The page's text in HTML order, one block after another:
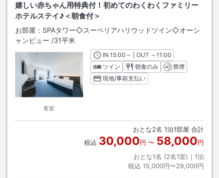
嬉しい赤ちゃん用特典付！初めてのわくわくファミリー
ホテルステイ♪＜朝食付＞
お部屋： SPAタワー◇スーペリアハリウッドツイン◇オーシ
ャンビュー /31平米
客室
INチェックイン
15:00 ～ | OUT チェックアウト
～11:00
ツイン
朝食のみ
禁煙
現地/事前支払い
おとな2名 1泊1部屋 合計
税込 30,000円 〜 58,000円
おとな1名 (2名1室)｜ 1泊
税込 15,000円〜29,000円